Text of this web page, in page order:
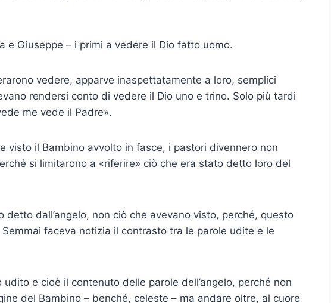
e Giuseppe – i primi a vedere il Dio fatto uomo.
vedere, apparve inaspettatamente a loro, semplici
rendersi conto di vedere il Dio uno e trino. Solo più tardi
me vede il Padre».
visto il Bambino avvolto in fasce, i pastori divennero non
si limitarono a «riferire» ciò che era stato detto loro del
detto dall’angelo, non ciò che avevano visto, perché, questo
faceva notizia il contrasto tra le parole udite e le
udito e cioè il contenuto delle parole dell’angelo, perché non
del Bambino – benché, celeste – ma andare oltre, al cuore